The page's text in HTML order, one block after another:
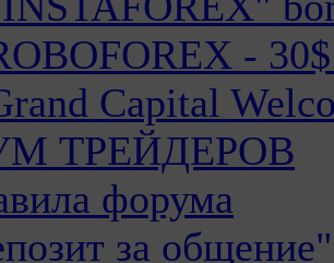
-
Capital
ТРЕЙДЕРОВ
форума
за общение"